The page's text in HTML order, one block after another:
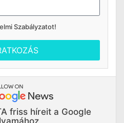
Szabályzatot!
friss híreit a Google